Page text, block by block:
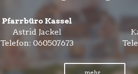
Pfarrbüro Kassel
Astrid Jackel
Telefon: 060507673
mehr...